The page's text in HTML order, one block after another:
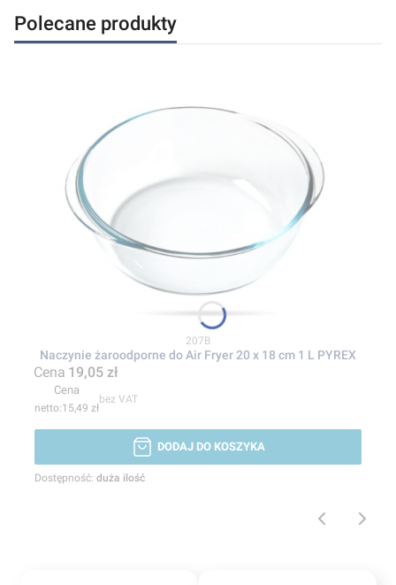
Polecane produkty
Kod produktu
207B
Naczynie żaroodporne do Air Fryer 20 x 18 cm 1 L PYREX
Cena 19,05 zł
Cena
15,49 zł
bez VAT
DODAJ DO KOSZYKA
Dostępność: duża ilość